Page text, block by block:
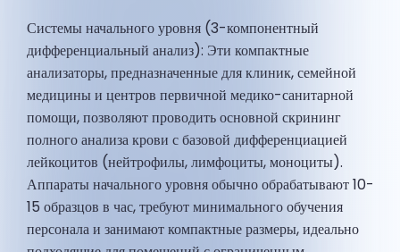
Системы начального уровня (3-компонентный
дифференциальный анализ): Эти компактные
анализаторы, предназначенные для клиник, семейной
медицины и центров первичной медико-санитарной
помощи, позволяют проводить основной скрининг
полного анализа крови с базовой дифференциацией
лейкоцитов (нейтрофилы, лимфоциты, моноциты).
Аппараты начального уровня обычно обрабатывают 10-
15 образцов в час, требуют минимального обучения
персонала и занимают компактные размеры, идеально